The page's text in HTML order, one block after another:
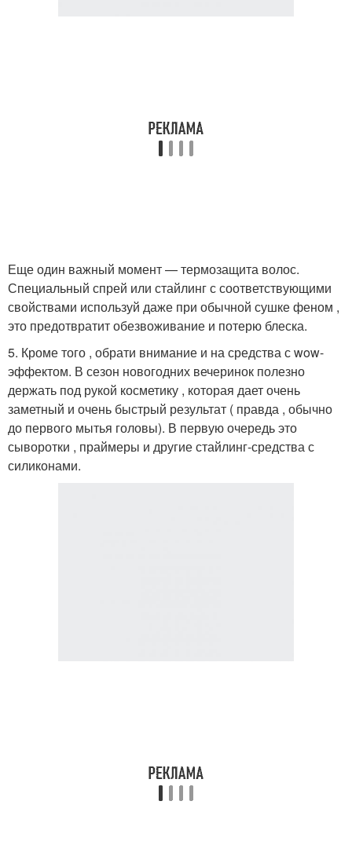
Еще один важный момент — термозащита волос.
Специальный спрей или стайлинг с соответствующими
свойствами используй даже при обычной сушке феном ,
это предотвратит обезвоживание и потерю блеска.
5. Кроме того , обрати внимание и на средства с wow-
эффектом. В сезон новогодних вечеринок полезно
держать под рукой косметику , которая дает очень
заметный и очень быстрый результат ( правда , обычно
до первого мытья головы). В первую очередь это
сыворотки , праймеры и другие стайлинг-средства с
силиконами.